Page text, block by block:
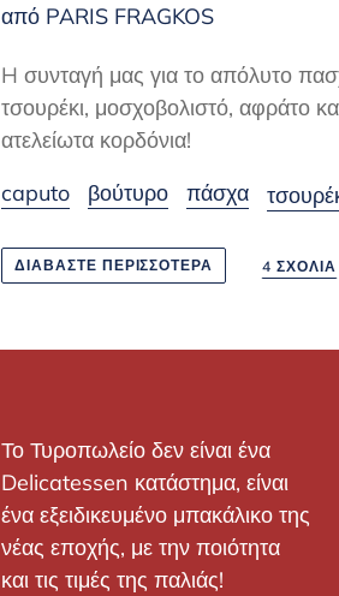
από PARIS FRAGKOS
H συνταγή μας για το απόλυτο
τσουρέκι, μοσχοβολιστό, αφράτο
ατελείωτα κορδόνια!
caputo
βούτυρο πάσχα
ΔΙΑΒΆΣΤΕ ΠΕΡΙΣΣΌΤΕΡΑ 4 ΣΧΌΛΙΑ
Το Τυροπωλείο δεν είναι ένα
Delicatessen κατάστημα, είναι
ένα εξειδικευμένο μπακάλικο της
νέας εποχής, με την ποιότητα
και τις τιμές της παλιάς!